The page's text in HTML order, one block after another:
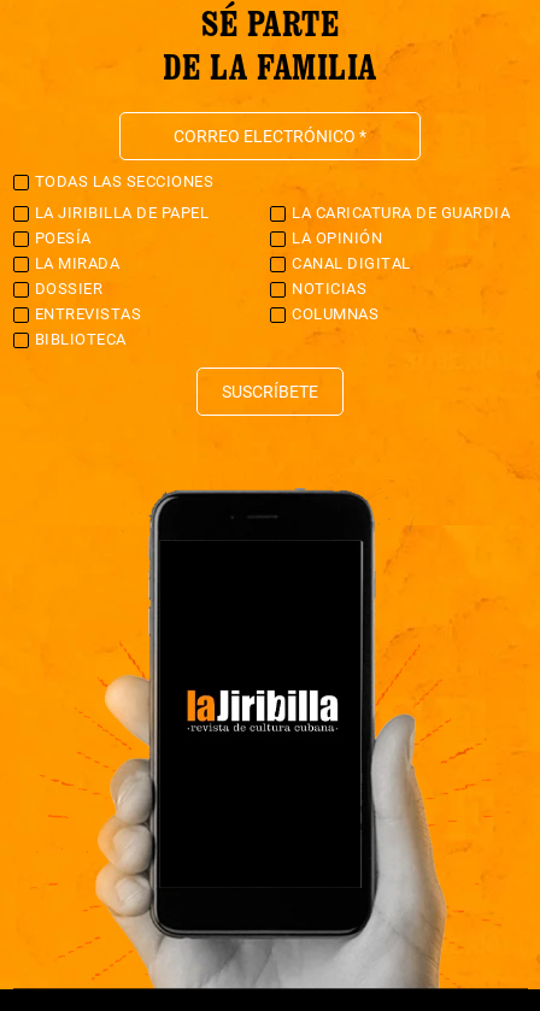
SÉ PARTE
DE LA FAMILIA
TODAS LAS SECCIONES
LA JIRIBILLA DE PAPEL
LA CARICATURA DE GUARDIA
POESÍA
LA OPINIÓN
LA MIRADA
CANAL DIGITAL
DOSSIER
NOTICIAS
ENTREVISTAS
COLUMNAS
BIBLIOTECA
SUSCRÍBETE